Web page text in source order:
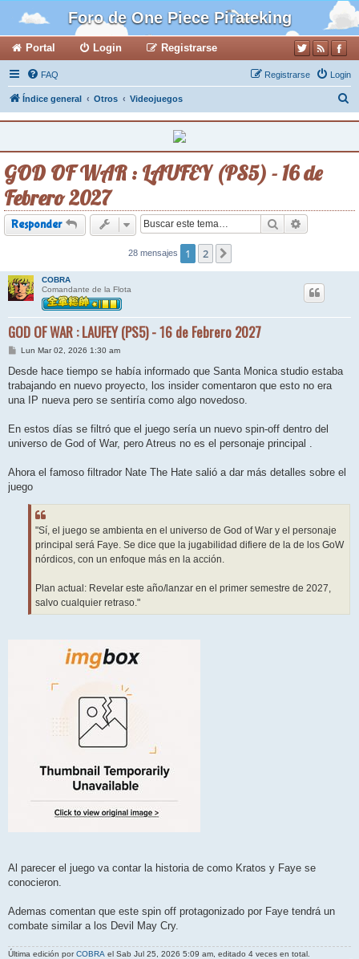
Foro de One Piece Pirateking
Portal Login Registrarse
FAQ Login
Registrarse
Índice general Otros Videojuegos
c
GOD OF WAR : LAUFEY (PS5) - 16 de
Febrero 2027
Responder Buscar
28 mensajes 1 2
COBRA
Comandante de la Flota
GOD OF WAR : LAUFEY (PS5) - 16 de Febrero 2027
M
n
a
j
Lun Mar 02, 2026 1:30 am
Desde hace tiempo se había informado que Santa Monica studio estaba
trabajando en nuevo proyecto, los insider comentaron que esto no era
una IP nueva pero se sentiría como algo novedoso.
En estos días se filtró que el juego sería un nuevo spin-off dentro del
universo de God of War, pero Atreus no es el personaje principal .
Ahora el famoso filtrador Nate The Hate salió a dar más detalles sobre el
juego
"Sí, el juego se ambienta en el universo de God of War y el personaje
principal será Faye. Se dice que la jugabilidad difiere de la de los GoW
nórdicos, con un enfoque más en la acción.
Plan actual: Revelar este año/lanzar en el primer semestre de 2027,
salvo cualquier retraso."
Al parecer el juego va contar la historia de como Kratos y Faye se
conocieron.
Ademas comentan que este spin off protagonizado por Faye tendrá un
combate similar a los Devil May Cry.
Última edición porCOBRA el Sab Jul 25, 2026 5:09 am, editado 4 veces en total.